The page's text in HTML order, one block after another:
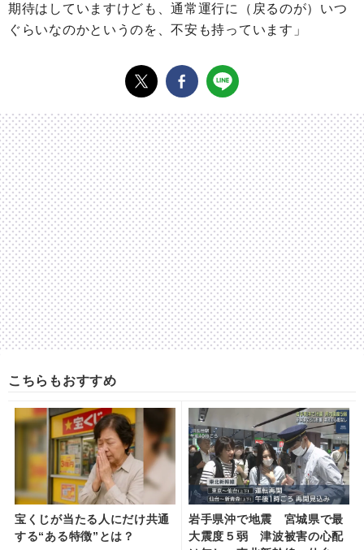
期待はしていますけども、通常運行に（戻るのが）いつ
ぐらいなのかというのを、不安も持っています」
こちらもおすすめ
宝くじが当たる人にだけ共通
する“ある特徴”とは？
岩手県沖で地震 宮城県で最
大震度５弱 津波被害の心配